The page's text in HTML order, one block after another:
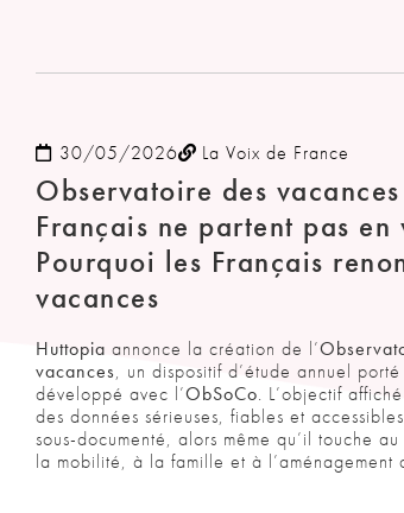
30/05/2026 La Voix de France
Observatoire des
Français ne partent pas en
Pourquoi les Français
vacances
Huttopia annonce la création de l’
vacances, un dispositif d’étude annuel
développé avec l’ObSoCo. L’objectif
des données sérieuses, fiables et
sous-documenté, alors même qu’il touche
la mobilité, à la famille et à l’aménagement